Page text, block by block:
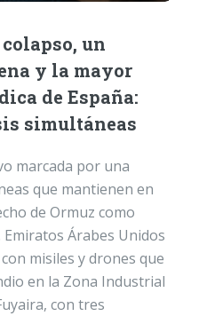
un
y la mayor
de España:
simultáneas
marcada por una
que mantienen en
de Ormuz como
Árabes Unidos
misiles y drones que
en la Zona Industrial
con tres